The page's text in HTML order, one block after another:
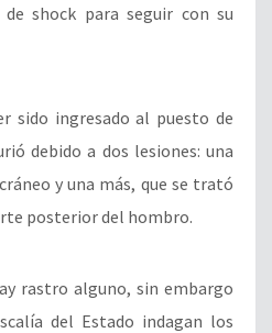
shock para seguir con su
sido ingresado al puesto de
debido a dos lesiones: una
y una más, que se trató
posterior del hombro.
rastro alguno, sin embargo
del Estado indagan los